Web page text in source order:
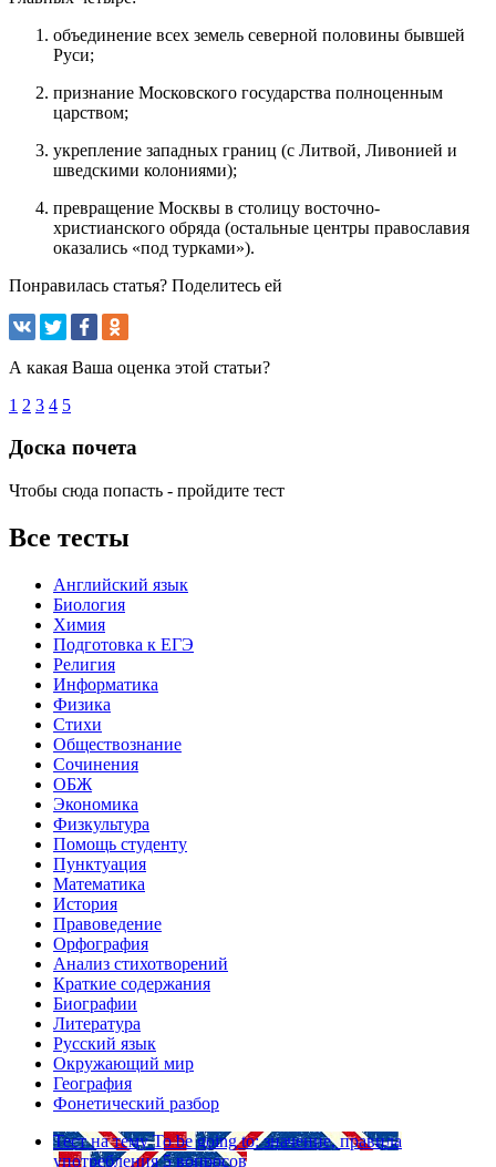
объединение всех земель северной половины бывшей
Руси;
признание Московского государства полноценным
царством;
укрепление западных границ (с Литвой, Ливонией и
шведскими колониями);
превращение Москвы в столицу восточно-
христианского обряда (остальные центры православия
оказались «под турками»).
Понравилась статья? Поделитесь ей
А какая Ваша оценка этой статьи?
1 2 3 4 5
Доска почета
Чтобы сюда попасть - пройдите тест
Все тесты
Английский язык
Биология
Химия
Подготовка к ЕГЭ
Религия
Информатика
Физика
Стихи
Обществознание
Сочинения
ОБЖ
Экономика
Физкультура
Помощь студенту
Пунктуация
Математика
История
Правоведение
Орфография
Анализ стихотворений
Краткие содержания
Биографии
Литература
Русский язык
Окружающий мир
География
Фонетический разбор
Тест на тему To be going to: значение, правила
употребления 5 вопросов